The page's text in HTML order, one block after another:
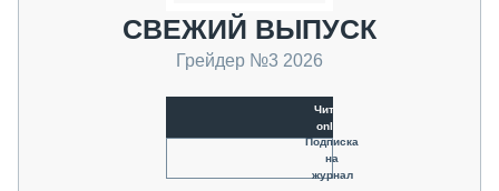
СВЕЖИЙ ВЫПУСК
Грейдер №3 2026
Читать
online
Подписка
на
журнал